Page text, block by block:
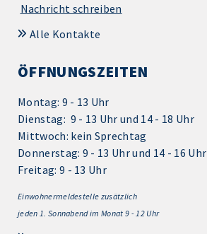
Nachricht schreiben
Alle Kontakte
ÖFFNUNGSZEITEN
Montag: 9 - 13 Uhr
Dienstag: 9 - 13 Uhr und 14 - 18 Uhr
Mittwoch: kein Sprechtag
Donnerstag: 9 - 13 Uhr und 14 - 16 Uhr
Freitag: 9 - 13 Uhr
Einwohnermeldestelle zusätzlich
jeden 1. Sonnabend im Monat 9 - 12 Uhr